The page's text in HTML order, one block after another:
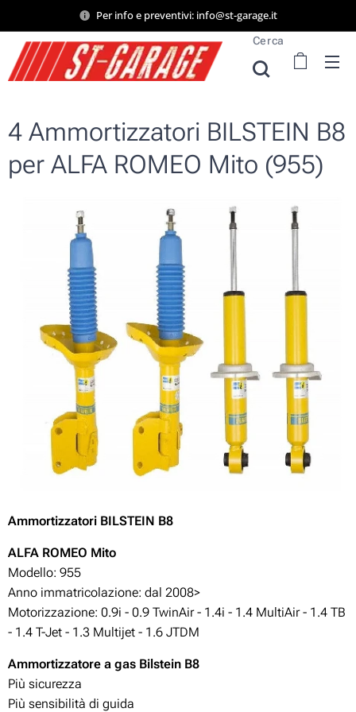
Per info e preventivi: info@st-garage.it
Cerca
4 Ammortizzatori BILSTEIN B8
per ALFA ROMEO Mito (955)
Ammortizzatori BILSTEIN B8
ALFA ROMEO Mito
Modello: 955
Anno immatricolazione: dal 2008>
Motorizzazione: 0.9i - 0.9 TwinAir - 1.4i - 1.4 MultiAir - 1.4 TB
- 1.4 T-Jet - 1.3 Multijet - 1.6 JTDM
Ammortizzatore a gas Bilstein B8
Più sicurezza
Più sensibilità di guida